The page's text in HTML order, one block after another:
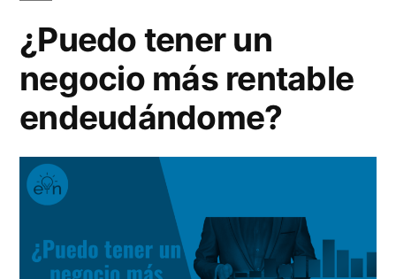
¿Puedo tener un
negocio más rentable
endeudándome?